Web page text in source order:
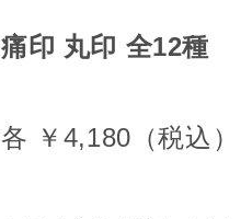
痛印 丸印 全12種
各 ￥4,180（税込）